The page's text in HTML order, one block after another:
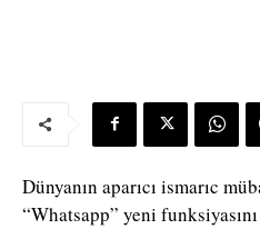
Dünyanın aparıcı ismarıc
“Whatsapp” yeni